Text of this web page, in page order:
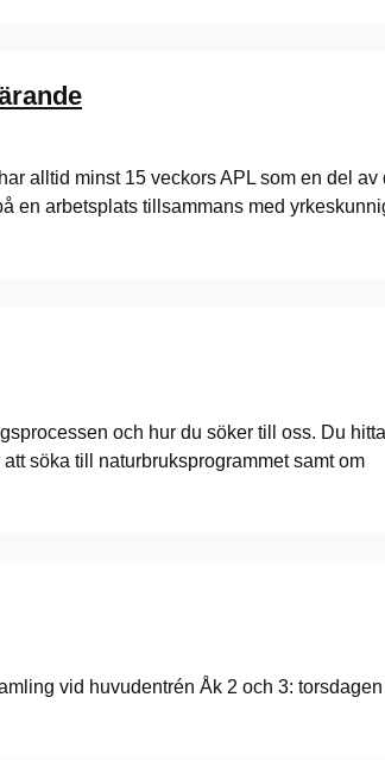
alltid minst 15 veckors APL som en del av
en arbetsplats tillsammans med
och hur du söker till oss. Du
söka till naturbruksprogrammet samt om
vid huvudentrén Åk 2 och 3: